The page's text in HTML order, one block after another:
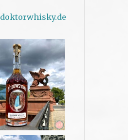
doktorwhisky.de